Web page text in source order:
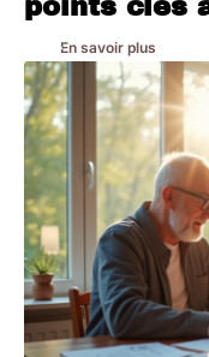
points clés
En savoir plus